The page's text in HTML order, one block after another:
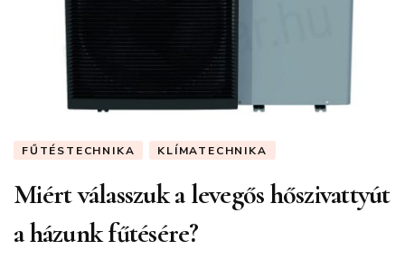
FŰTÉSTECHNIKA KLÍMATECHNIKA
Miért válasszuk a levegős hőszivattyút
a házunk fűtésére?